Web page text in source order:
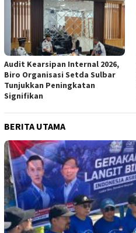
Audit Kearsipan Internal 2026,
Biro Organisasi Setda Sulbar
Tunjukkan Peningkatan
Signifikan
BERITA UTAMA